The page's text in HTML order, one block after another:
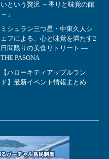
いという贅沢 ～香りと味覚の館
～」
ミシュラン三つ星・中東久人シ
ェフによる、心と味覚を満たす2
日間限りの美食リトリート ―
THE PASONA
【ハローキティアップルラン
ド】最新イベント情報まとめ